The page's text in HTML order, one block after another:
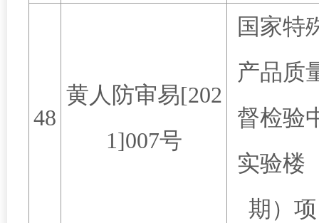
48
黄人防审易[202
1]007号
国家特
产品质
督检验
实验楼
期）